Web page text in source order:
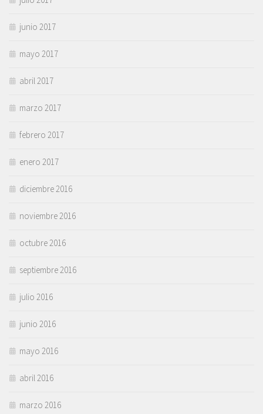
junio 2017
mayo 2017
abril 2017
marzo 2017
febrero 2017
enero 2017
diciembre 2016
noviembre 2016
octubre 2016
septiembre 2016
julio 2016
junio 2016
mayo 2016
abril 2016
marzo 2016